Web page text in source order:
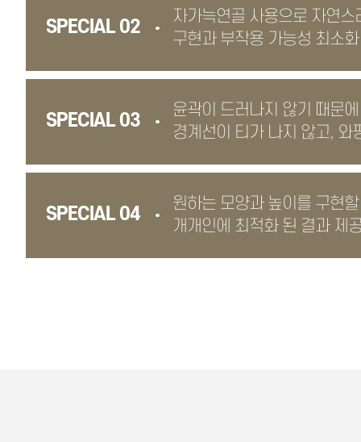
SPECIAL 02
자가늑연골 사용으로 자연스
구현과 부작용 가능성 최소화
SPECIAL 03
윤곽이 드러나지 않기 때문
경계선이 티가 나지 않고, 와
SPECIAL 04
원하는 모양과 높이를 구현
개개인에 최적화 된 결과 제